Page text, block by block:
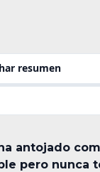
resumen
antojado
pero nunca